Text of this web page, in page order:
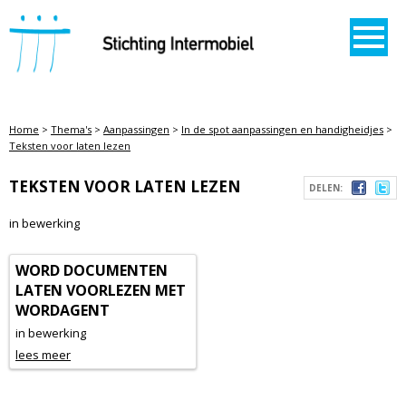
STICHTING INTERMOBIEL
Home > Thema's > Aanpassingen > In de spot aanpassingen en handigheidjes >
Teksten voor laten lezen
DELEN:
TEKSTEN VOOR LATEN LEZEN
in bewerking
WORD DOCUMENTEN
LATEN VOORLEZEN MET
WORDAGENT
in bewerking
lees meer